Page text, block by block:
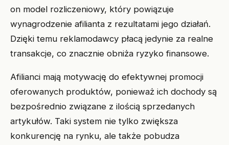
on model rozliczeniowy, który powiązuje
wynagrodzenie afilianta z rezultatami jego działań.
Dzięki temu reklamodawcy płacą jedynie za realne
transakcje, co znacznie obniża ryzyko finansowe.
Afilianci mają motywację do efektywnej promocji
oferowanych produktów, ponieważ ich dochody są
bezpośrednio związane z ilością sprzedanych
artykułów. Taki system nie tylko zwiększa
konkurencję na rynku, ale także pobudza